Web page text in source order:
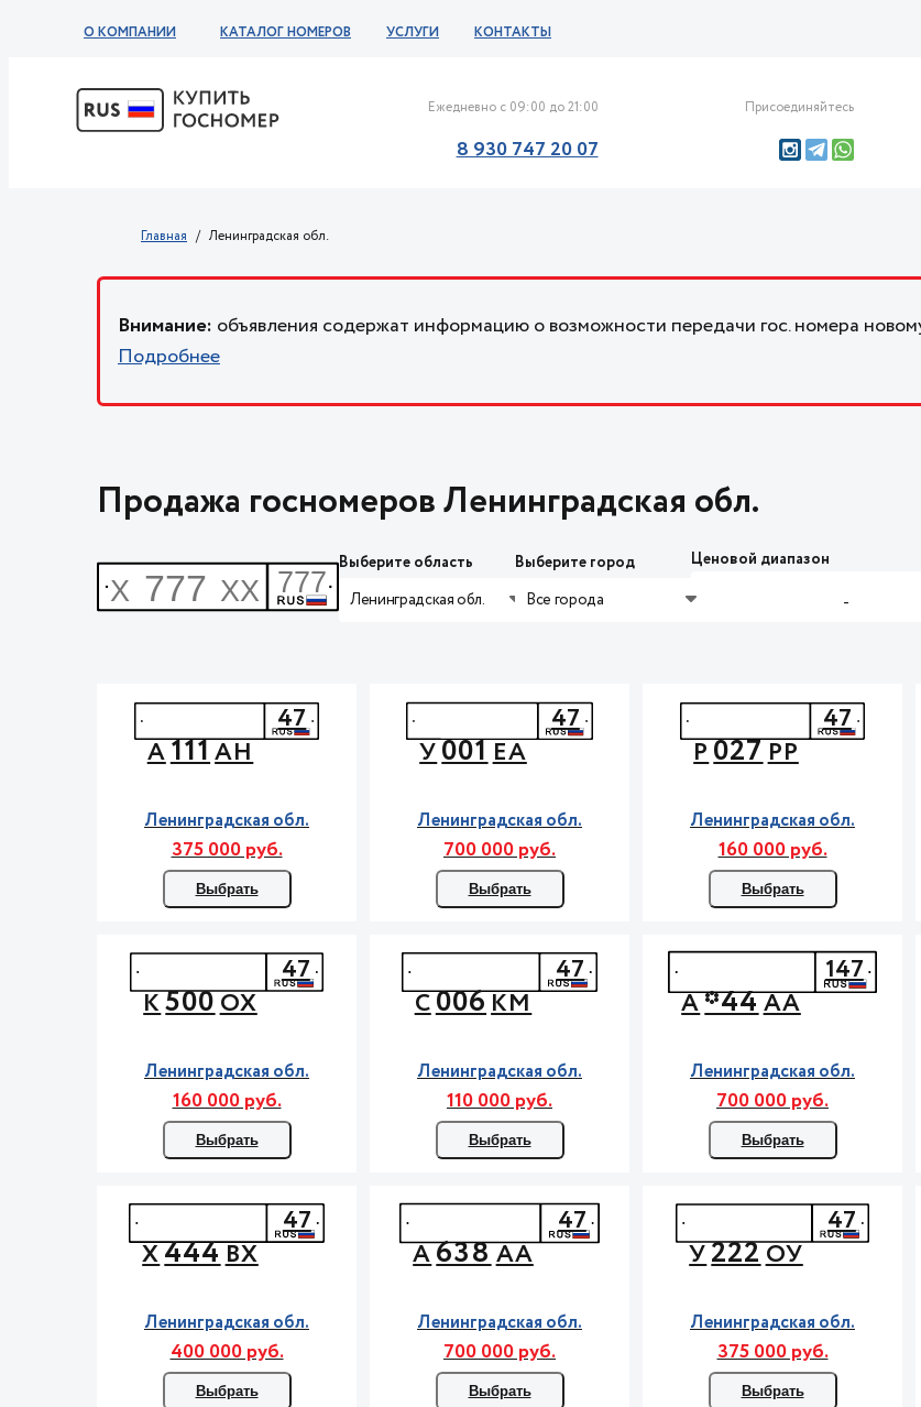
О КОМПАНИИ КАТАЛОГ НОМЕРОВ УСЛУГИ КОНТАКТЫ
Ежедневно с 09:00 до 21:00
8 930 747 20 07
Присоединяйтесь
Главная Ленинградская обл.
Внимание: объявления содержат информацию о возможности передачи гос. номера
Подробнее
Продажа госномеров Ленинградская обл.
Выберите область
Ленинградская обл.
Выберите город
Все города
Ценовой диапазон
-
А111АН
47
Ленинградская обл.
375 000 руб.
Выбрать
У001ЕА
47
Ленинградская обл.
700 000 руб.
Выбрать
Р027РР
47
Ленинградская обл.
160 000 руб.
Выбрать
К500ОХ
47
Ленинградская обл.
160 000 руб.
Выбрать
С006КМ
47
Ленинградская обл.
110 000 руб.
Выбрать
А*44АА
147
Ленинградская обл.
700 000 руб.
Выбрать
Х444ВХ
47
Ленинградская обл.
400 000 руб.
Выбрать
А638АА
47
Ленинградская обл.
700 000 руб.
Выбрать
У222ОУ
47
Ленинградская обл.
375 000 руб.
Выбрать